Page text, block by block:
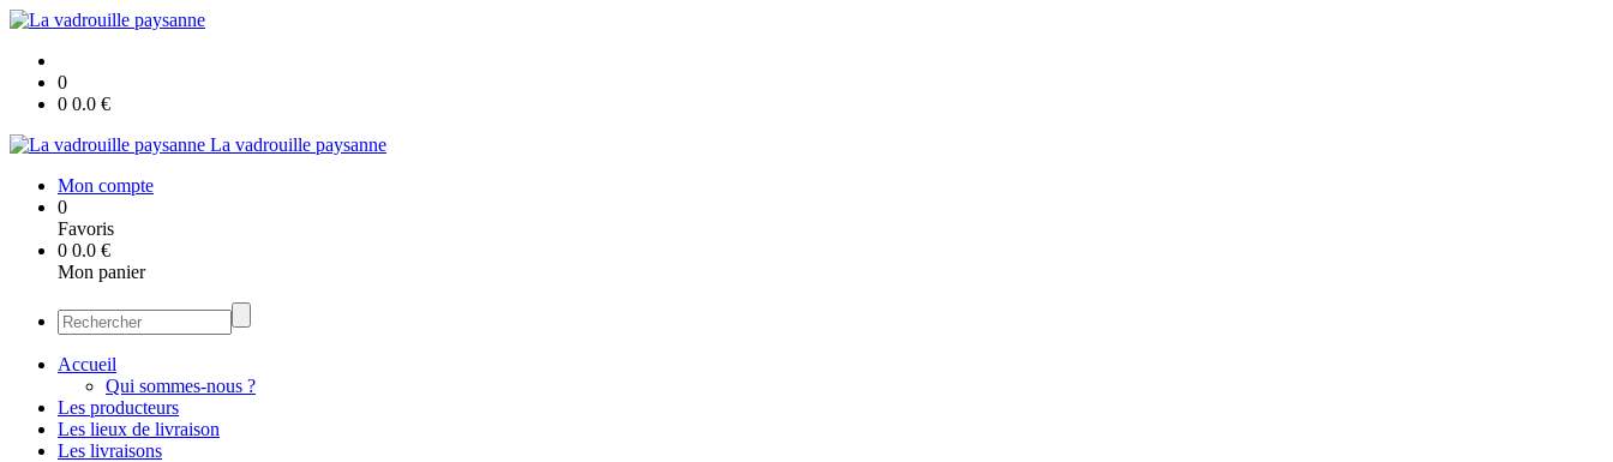
0
0 0.0 €
La vadrouille paysanne
Mon compte
0
Favoris
0 0.0 €
Mon panier
Accueil
Qui sommes-nous ?
Les producteurs
Les lieux de livraison
Les livraisons